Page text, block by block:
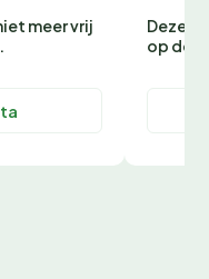
meer vrij
Deze
op de